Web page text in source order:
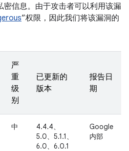
密信息。由于攻击者可以利用该漏
”权限，因此我们将该漏洞的
严
重
级
别
已更新的
版本
报告日
期
中
4.4.4、
5.0、5.1.1、
6.0、6.0.1
Google
内部